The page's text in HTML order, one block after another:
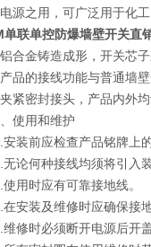
源之用，可广泛用于化
单联单控防爆墙壁开关直
合金铸造成形，开关芯
品的接线功能与普通墙
紧密封接头，产品内外
使用和维护
装前应检查产品铭牌上
论何种接线均须将引入
用时应有可靠接地线。
安装及维修时应确保接地
修时必须断开电源后开盖